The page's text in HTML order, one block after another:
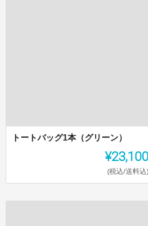
トートバッグ1本（グリーン）
¥23,100
(税込/送料込)